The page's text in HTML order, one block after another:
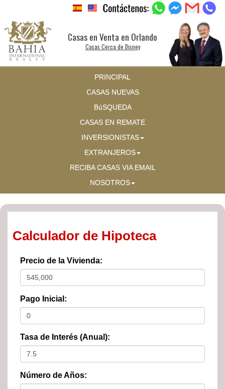
Casas en Venta en Orlando
Casas Cerca de Disney
PRINCIPAL
CASAS NUEVAS
BúSQUEDA
CASAS EN REMATE
INVERSIONISTAS
EXTRANJEROS
RECIBA CASAS VIA EMAIL
NOSOTROS
Calculador de Hipoteca
Precio de la Vivienda:
Pago Inicial:
Tasa de Interés (Anual):
Número de Años: